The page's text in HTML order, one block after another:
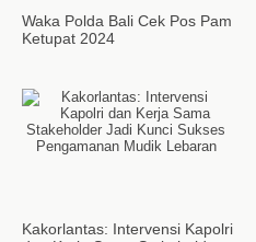
Waka Polda Bali Cek Pos Pam
Ketupat 2024
Kakorlantas: Intervensi Kapolri